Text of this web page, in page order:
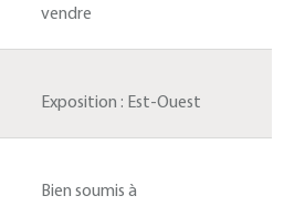
vendre
Exposition : Est-Ouest
Bien soumis à